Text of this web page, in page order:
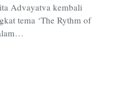
Advayatva kembali
tema ‘The Rythm of